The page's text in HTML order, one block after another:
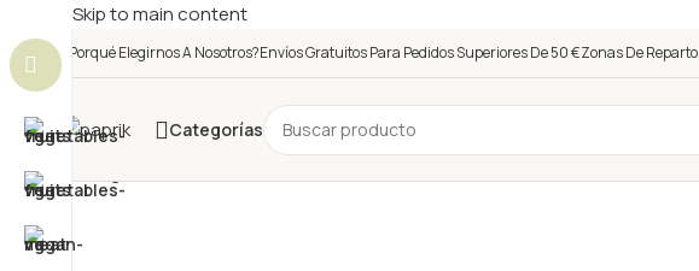
Skip to main content
¿Porqué Elegirnos A Nosotros?Envíos Gratuitos Para Pedidos Superiores De 50 €Zonas De Reparto
Categorías